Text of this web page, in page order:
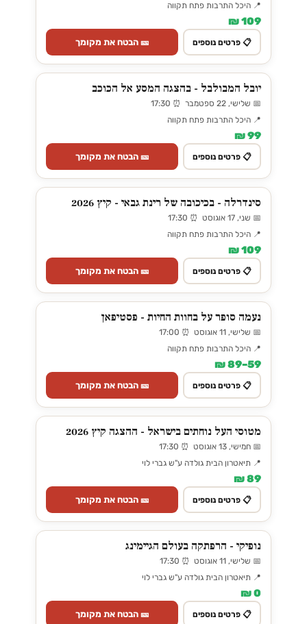
📍 היכל התרבות פתח תקווה
109 ₪
📋 פרטים נוספים 🎫 הבטח את מקומך
יובל המבולבל - בהצגה המסע אל הכוכב
📅 שלישי, 22 ספטמבר ⏰ 17:30
📍 היכל התרבות פתח תקווה
99 ₪
📋 פרטים נוספים 🎫 הבטח את מקומך
סינדרלה - בכיכובה של רינת גבאי - קיץ 2026
📅 שני, 17 אוגוסט ⏰ 17:30
📍 היכל התרבות פתח תקווה
109 ₪
📋 פרטים נוספים 🎫 הבטח את מקומך
נעמה סופר על בחוות החיות - פסטיפאן
📅 שלישי, 11 אוגוסט ⏰ 17:00
📍 היכל התרבות פתח תקווה
59–89 ₪
📋 פרטים נוספים 🎫 הבטח את מקומך
מטוסי העל נוחתים בישראל - ההצגה קיץ 2026
📅 חמישי, 13 אוגוסט ⏰ 17:30
📍 תיאטרון הבית גולדה ע"ש גברי לוי
89 ₪
📋 פרטים נוספים 🎫 הבטח את מקומך
נופיקי - הרפתקה בעולם הגיימינג
📅 שלישי, 11 אוגוסט ⏰ 17:30
📍 תיאטרון הבית גולדה ע"ש גברי לוי
0 ₪
📋 פרטים נוספים 🎫 הבטח את מקומך